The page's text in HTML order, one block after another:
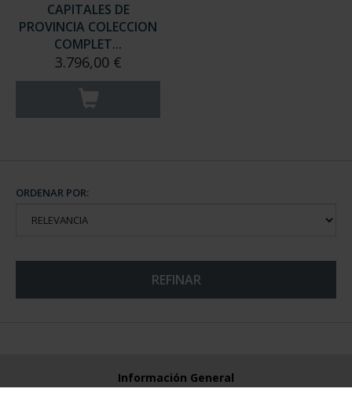
CAPITALES DE
PROVINCIA COLECCION
COMPLET...
3.796,00 €
ORDENAR POR:
REFINAR
Información General